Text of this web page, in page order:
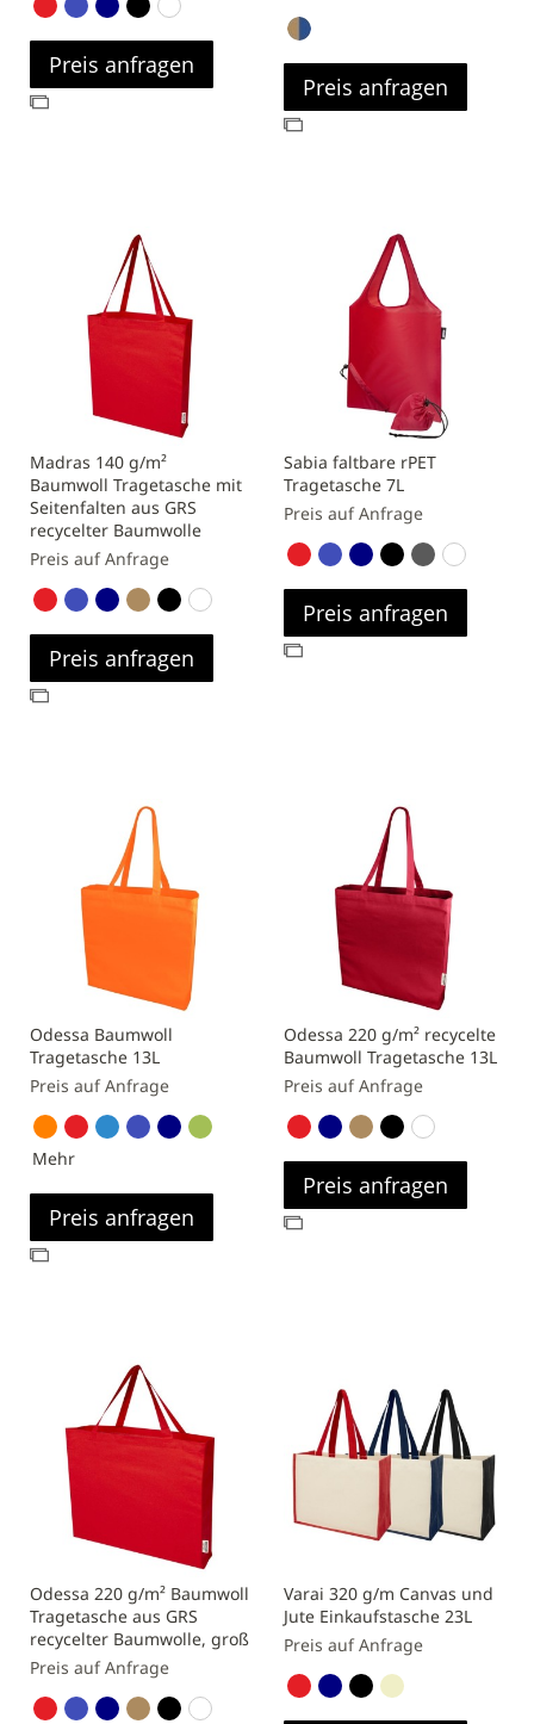
Preis anfragen
Zur
Preis anfragen
Zur
Madras 140 g/m²
Baumwoll Tragetasche mit
Seitenfalten aus GRS
recycelter Baumwolle
Preis auf Anfrage
Preis anfragen
Zur
Sabia faltbare rPET
Tragetasche 7L
Preis auf Anfrage
Preis anfragen
Zur
Odessa Baumwoll
Tragetasche 13L
Preis auf Anfrage
Mehr
Preis anfragen
Zur
Odessa 220 g/m² recycelte
Baumwoll Tragetasche 13L
Preis auf Anfrage
Preis anfragen
Zur
Odessa 220 g/m² Baumwoll
Tragetasche aus GRS
recycelter Baumwolle, groß
Preis auf Anfrage
Varai 320 g/m Canvas und
Jute Einkaufstasche 23L
Preis auf Anfrage